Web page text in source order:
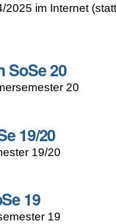
2025 im Internet
SoSe 20
20
19/20
19/20
19
19